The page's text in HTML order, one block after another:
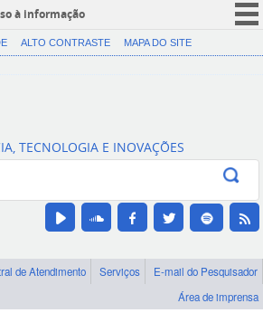
à informação
CORONAVÍRUS (COVID-19)
Canais
ALTO CONTRASTE MAPA DO SITE
TECNOLOGIA E INOVAÇÕES
de Atendimento Serviços
E-mail do Pesquisador
Área de imprensa